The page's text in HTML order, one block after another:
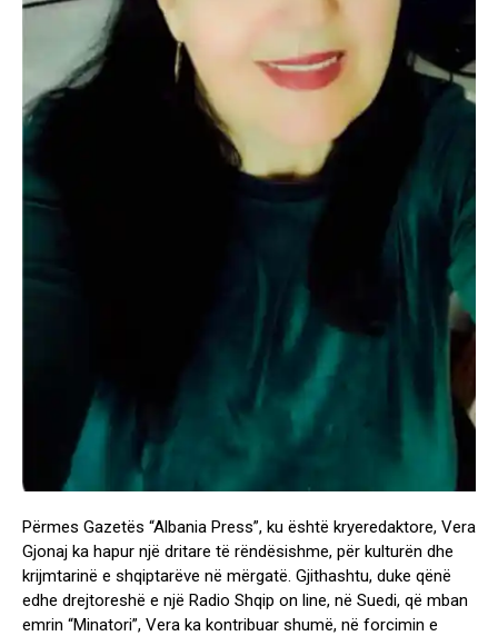
Përmes Gazetës “Albania Press”, ku është kryeredaktore, Vera
Gjonaj ka hapur një dritare të rëndësishme, për kulturën dhe
krijmtarinë e shqiptarëve në mërgatë. Gjithashtu, duke qënë
edhe drejtoreshë e një Radio Shqip on line, në Suedi, që mban
emrin “Minatori”, Vera ka kontribuar shumë, në forcimin e